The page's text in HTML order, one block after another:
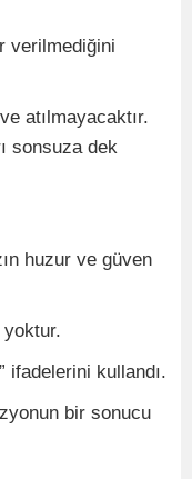
verilmediğini
atılmayacaktır.
sonsuza dek
huzur ve güven
yoktur.
ifadelerini kullandı.
bir sonucu